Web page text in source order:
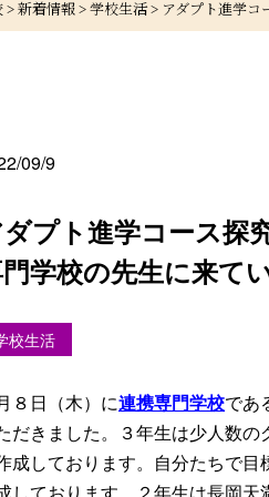
> 新着情報 > 学校生活> アダプト進学コ
09/9
プト進学コース探
学校の先生に来て
校生活
８日（木）に連携専門学校であ
だきました。３年生は少人数
成しております。自分たちで